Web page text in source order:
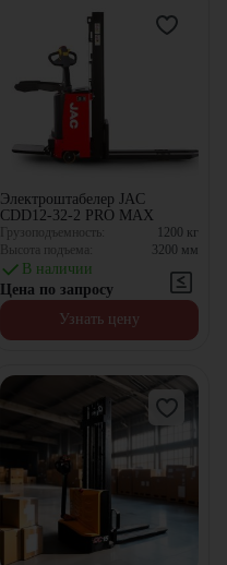
Электроштабелер JAC
CDD12-32-2 PRO MAX
Грузоподъемность: 1200 кг
Высота подъема:
3200 мм
В наличии
Цена по запросу
Узнать цену